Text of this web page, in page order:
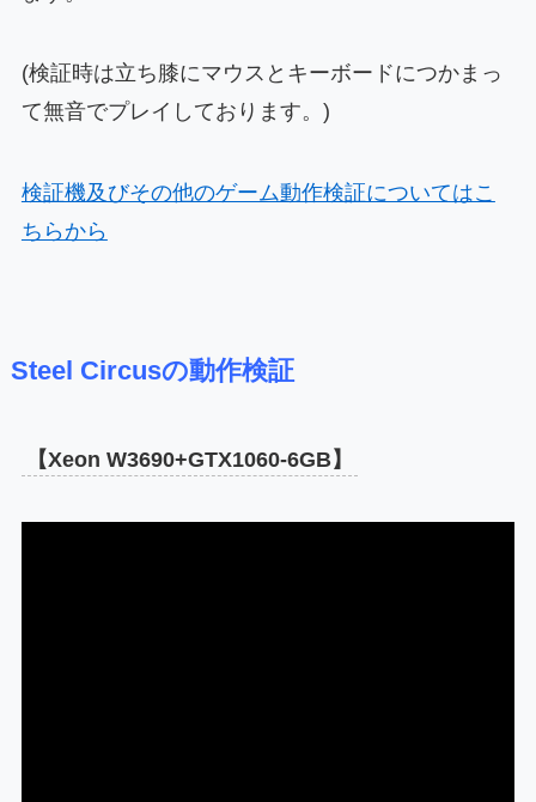
(検証時は立ち膝にマウスとキーボードにつかまっ
て無音でプレイしております。)
検証機及びその他のゲーム動作検証についてはこ
ちらから
Steel Circusの動作検証
【Xeon W3690+GTX1060-6GB】